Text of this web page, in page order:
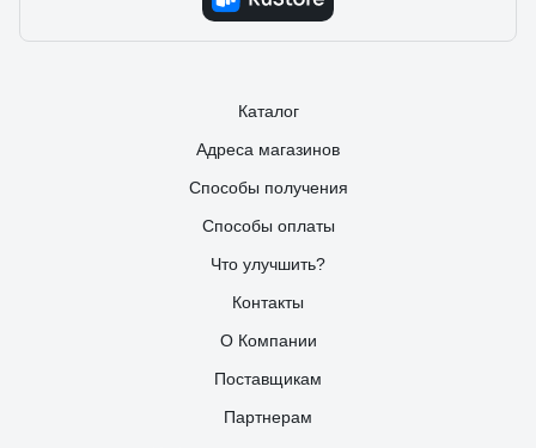
Каталог
Адреса магазинов
Способы получения
Способы оплаты
Что улучшить?
Контакты
О Компании
Поставщикам
Партнерам